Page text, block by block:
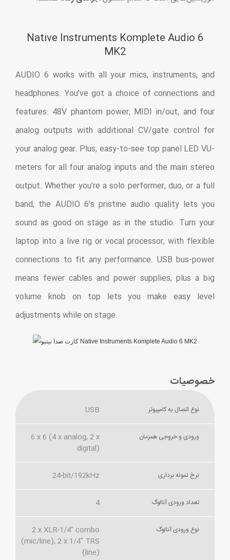
Native Instruments Komplete Audio 6
MK2
AUDIO 6 works with all your mics, instruments, and
headphones. You’ve got a choice of connections and
features: 48V phantom power, MIDI in/out, and four
analog outputs with additional CV/gate control for
your analog gear. Plus, easy-to-see top panel LED VU-
meters for all four analog inputs and the main stereo
output. Whether you’re a solo performer, duo, or a full
band, the AUDIO 6’s pristine audio quality lets you
sound as good on stage as in the studio. Turn your
laptop into a live rig or vocal processor, with flexible
connections to fit any performance. USB bus-power
means fewer cables and power supplies, plus a big
volume knob on top lets you make easy level
adjustments while on stage.
خصوصیات
نوع اتصال به کامپیوتر USB
ورودی و خروجی همزمان
6 x 6 (4 x analog, 2 x
digital)
نرخ نمونه برداری 24-bit/192kHz
تعداد ورودی آنالوگ 4
نوع ورودی آنالوگ
2 x XLR-1/4" combo
(mic/line), 2 x 1/4" TRS
(line)